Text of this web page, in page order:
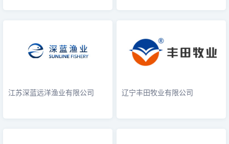
江苏深蓝远洋渔业有限公司 辽宁丰田牧业有限公司